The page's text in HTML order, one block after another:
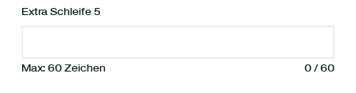
Extra Schleife 5
0 /60
Max: 60 Zeichen